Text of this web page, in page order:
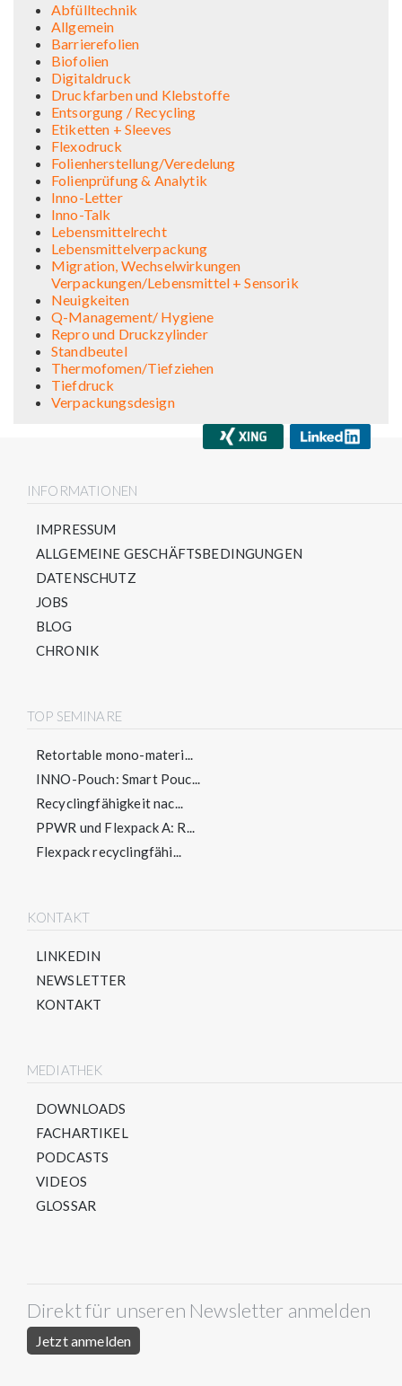
Abfülltechnik
Allgemein
Barrierefolien
Biofolien
Digitaldruck
Druckfarben und Klebstoffe
Entsorgung / Recycling
Etiketten + Sleeves
Flexodruck
Folienherstellung/Veredelung
Folienprüfung & Analytik
Inno-Letter
Inno-Talk
Lebensmittelrecht
Lebensmittelverpackung
Migration, Wechselwirkungen
Verpackungen/Lebensmittel + Sensorik
Neuigkeiten
Q-Management/ Hygiene
Repro und Druckzylinder
Standbeutel
Thermofomen/Tiefziehen
Tiefdruck
Verpackungsdesign
INFORMATIONEN
IMPRESSUM
ALLGEMEINE GESCHÄFTSBEDINGUNGEN
DATENSCHUTZ
JOBS
BLOG
CHRONIK
TOP SEMINARE
Retortable mono-materi...
INNO-Pouch: Smart Pouc...
Recyclingfähigkeit nac...
PPWR und Flexpack A: R...
Flexpack recyclingfähi...
KONTAKT
LINKEDIN
NEWSLETTER
KONTAKT
MEDIATHEK
DOWNLOADS
FACHARTIKEL
PODCASTS
VIDEOS
GLOSSAR
Direkt für unseren Newsletter anmelden
Jetzt anmelden